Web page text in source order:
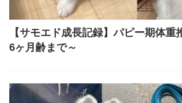
【サモエド成長記録】パピー期体重
6ヶ月齢まで～